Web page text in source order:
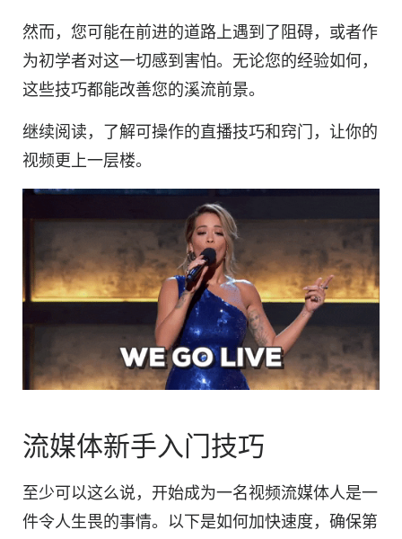
然而，您可能在前进的道路上遇到了阻碍，或者作
为初学者对这一切感到害怕。无论您的经验如何，
这些技巧都能改善您的溪流前景。
继续阅读，了解可操作的直播技巧和窍门，让你的
视频更上一层楼。
流媒体新手入门技巧
至少可以这么说，开始成为一名视频流媒体人是一
件令人生畏的事情。以下是如何加快速度，确保第